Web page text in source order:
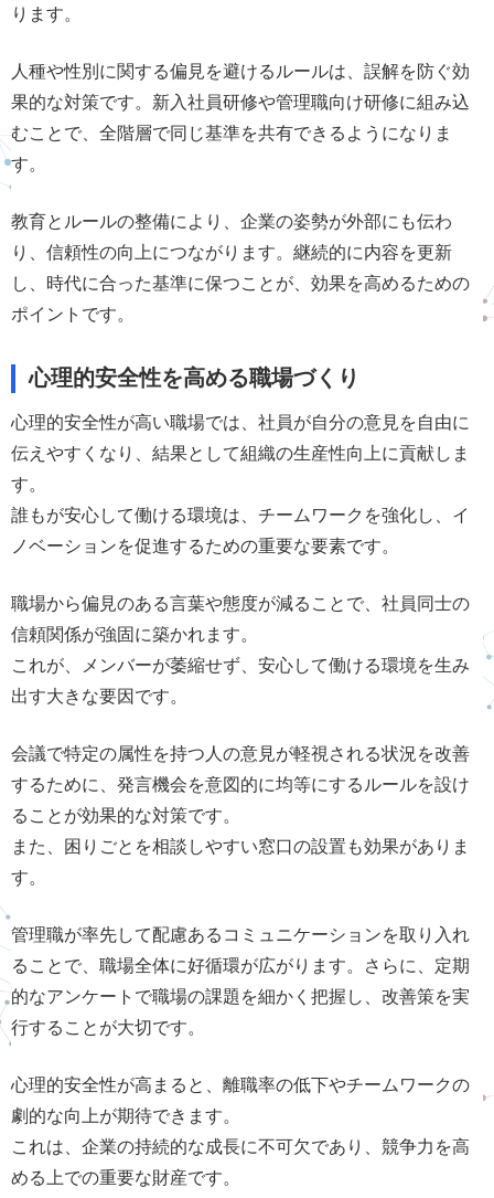
ります。
人種や性別に関する偏見を避けるルールは、誤解を防ぐ効
果的な対策です。新入社員研修や管理職向け研修に組み込
むことで、全階層で同じ基準を共有できるようになりま
す。
教育とルールの整備により、企業の姿勢が外部にも伝わ
り、信頼性の向上につながります。継続的に内容を更新
し、時代に合った基準に保つことが、効果を高めるための
ポイントです。
心理的安全性を高める職場づくり
心理的安全性が高い職場では、社員が自分の意見を自由に
伝えやすくなり、結果として組織の生産性向上に貢献しま
す。
誰もが安心して働ける環境は、チームワークを強化し、イ
ノベーションを促進するための重要な要素です。
職場から偏見のある言葉や態度が減ることで、社員同士の
信頼関係が強固に築かれます。
これが、メンバーが萎縮せず、安心して働ける環境を生み
出す大きな要因です。
会議で特定の属性を持つ人の意見が軽視される状況を改善
するために、発言機会を意図的に均等にするルールを設け
ることが効果的な対策です。
また、困りごとを相談しやすい窓口の設置も効果がありま
す。
管理職が率先して配慮あるコミュニケーションを取り入れ
ることで、職場全体に好循環が広がります。さらに、定期
的なアンケートで職場の課題を細かく把握し、改善策を実
行することが大切です。
心理的安全性が高まると、離職率の低下やチームワークの
劇的な向上が期待できます。
これは、企業の持続的な成長に不可欠であり、競争力を高
める上での重要な財産です。